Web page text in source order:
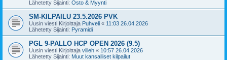
Lähetetty Sijainti: Osto & Myynti
SM-KILPAILU 23.5.2026 PVK
Uusin viesti Kirjoittaja Puhveli « 11:03 26.04.2026
Lähetetty Sijainti: Pyramidi
PGL 9-PALLO HCP OPEN 2026 (9.5)
Uusin viesti Kirjoittaja villeh « 10:57 26.04.2026
Lähetetty Sijainti: Muut kansalliset kilpailut